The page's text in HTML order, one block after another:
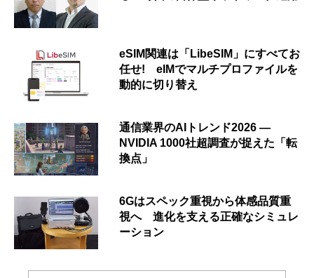
eSIM関連は「LibeSIM」にすべてお
任せ! eIMでマルチプロファイルを
動的に切り替え
通信業界のAIトレンド2026 ―
NVIDIA 1000社超調査が捉えた「転
換点」
6Gはスペック重視から体感品質重
視へ 進化を支える正確なシミュレ
ーション